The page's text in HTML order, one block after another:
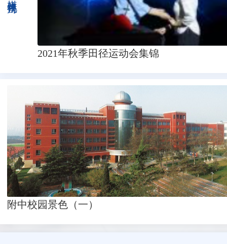
2021年秋季田径运动会集锦
附中校园景色（一）